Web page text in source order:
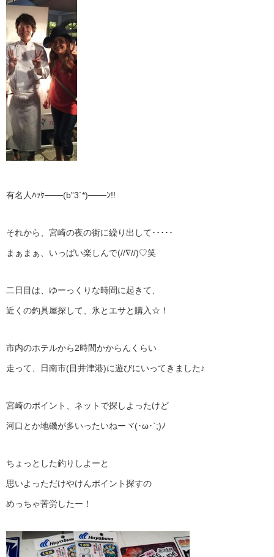
有名人ﾊｯｹ───(b”3`*)───ﾝ!!
それから、宮崎の夜の街に繰り出して･････
まぁまぁ、いっぱい楽しんで(//∇//)♡笑
二日目は、ゆーっくりな時間に起きて、
近くの釣具屋探して、氷とエサと購入☆！
市内のホテルから2時間かからんくらい
走って、日南市(目井津港)に遊びにいってきました♪
宮崎のポイント、ネットで探しよったけど
河口とか地磯が多いったいねーヾ(･ω･`;)ﾉ
ちょっとした釣りしよーと
思いよっただけやけんポイント探すの
めっちゃ苦労したー！